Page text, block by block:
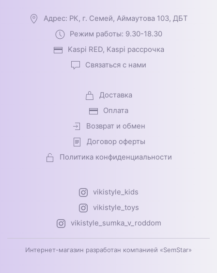
Адрес: РК, г. Семей, Аймаутова 103, ДБТ
Режим работы: 9.30-18.30
Kaspi RED, Kaspi рассрочка
Связаться с нами
Доставка
Оплата
Возврат и обмен
Договор оферты
Политика конфиденциальности
vikistyle_kids
vikistyle_toys
vikistyle_sumka_v_roddom
Интернет-магазин разработан компанией «SemStar»